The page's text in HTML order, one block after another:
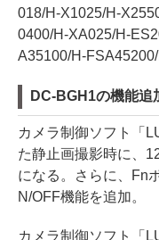
018/H-X1025/H-
0400/H-XA025/H-
A35100/H-FSA45200/
DC-BGH1の機能追
カメラ制御ソフト「
た静止画撮影時に、
になる。さらに、Fn
N/OFF機能を追加。
カメラ制御ソフト「